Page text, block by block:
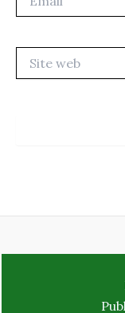
web